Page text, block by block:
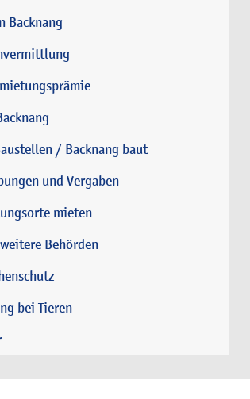
Backnang
/ Backnang baut
und Vergaben
mieten
Behörden
bei Tieren